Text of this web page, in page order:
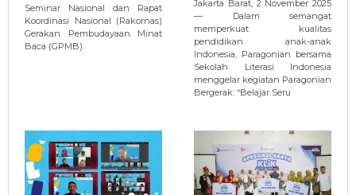
Seminar Nasional dan Rapat
Koordinasi Nasional (Rakornas)
Gerakan Pembudayaan Minat
Baca (GPMB)
Jakarta Barat, 2 November 2025
— Dalam semangat
memperkuat kualitas
pendidikan anak-anak
Indonesia, Paragonian bersama
Sekolah Literasi Indonesia
menggelar kegiatan Paragonian
Bergerak: “Belajar Seru